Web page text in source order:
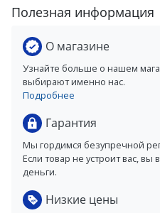
Полезная информация
О магазине
Узнайте больше о нашем
выбирают именно нас.
Подробнее
Гарантия
Мы гордимся безупречной
Если товар не устроит вас, вы
деньги.
Низкие цены